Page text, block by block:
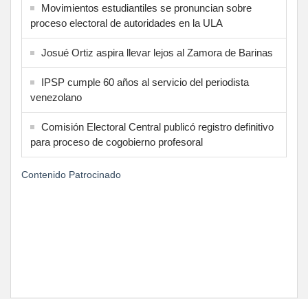
Movimientos estudiantiles se pronuncian sobre
proceso electoral de autoridades en la ULA
Josué Ortiz aspira llevar lejos al Zamora de Barinas
IPSP cumple 60 años al servicio del periodista
venezolano
Comisión Electoral Central publicó registro definitivo
para proceso de cogobierno profesoral
Contenido Patrocinado